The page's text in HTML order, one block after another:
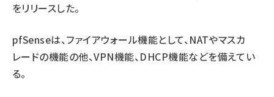
をリリースした。
pfSenseは、ファイアウォール機能として、NATやマスカ
レードの機能の他、VPN機能、DHCP機能などを備えてい
る。